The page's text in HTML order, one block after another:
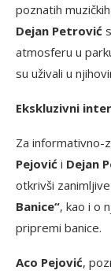
poznatih
Dejan Petrović
atmosferu u
su uživali u
Ekskluzivni
Za informativno-
Pejović i Dejan
otkrivši
Banice“, kao i o
pripremi banice.
Aco Pejović,